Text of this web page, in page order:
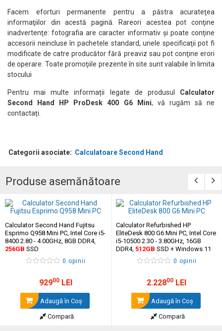
Facem eforturi permanente pentru a păstra acurateţea
informaţiilor din acestă pagină. Rareori acestea pot conţine
inadvertenţe: fotografia are caracter informativ şi poate conţine
accesorii neincluse în pachetele standard, unele specificaţii pot fi
modificate de catre producător fără preaviz sau pot conţine erori
de operare. Toate promoţiile prezente în site sunt valabile în limita
stocului
Pentru mai multe informații legate de produsul Calculator
Second Hand HP ProDesk 400 G6 Mini, vă rugăm să ne
contactați.
Categorii asociate: Calculatoare Second Hand
Produse asemănătoare
Calculator Second Hand Fujitsu
Esprimo Q958 Mini PC, Intel Core i5-
8400 2.80 - 4.00GHz, 8GB DDR4,
256GB SSD
0 opinii
92900LEI
Adaugă în Coş
Compară
Calculator Refurbished HP
EliteDesk 800 G6 Mini PC, Intel Core
i5-10500 2.30 - 3.80GHz, 16GB
DDR4, 512GB SSD + Windows 11
0 opinii
2.22800 LEI
Adaugă în Coş
Compară